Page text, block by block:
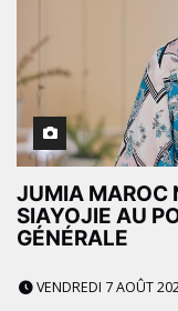
JUMIA MAROC
SIAYOJIE AU
GÉNÉRALE
VENDREDI 7 AOÛT